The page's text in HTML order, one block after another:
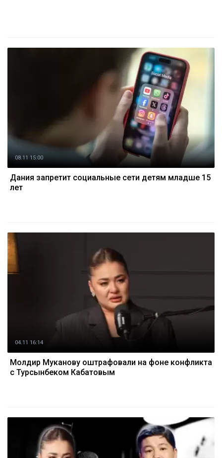
08.11 15:00
Дания запретит социальные сети детям младше 15
лет
04.11 16:14
Молдир Муканову оштрафовали на фоне конфликта
с Турсынбеком Кабатовым